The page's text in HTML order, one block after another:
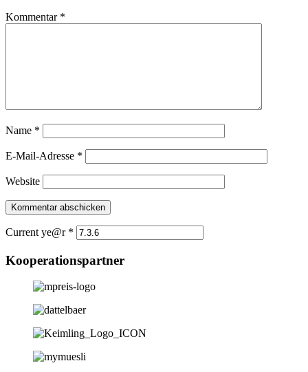
Kommentar *
Name *
E-Mail-Adresse *
Website
Current ye@r *
Kooperationspartner